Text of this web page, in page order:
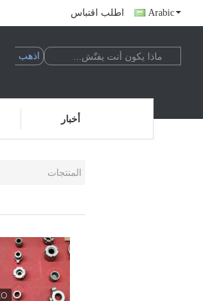
اطلب اقتباس Arabic
أخبار
المنتجات